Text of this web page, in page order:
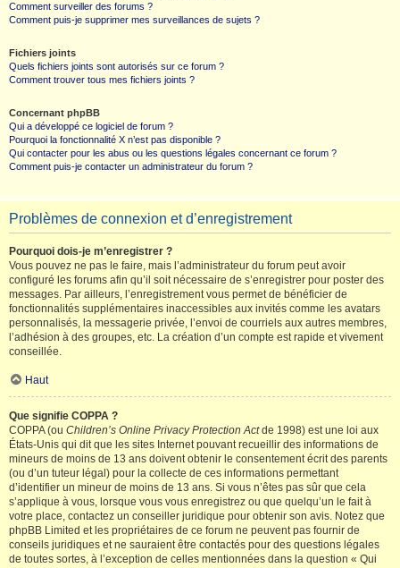
Comment surveiller des forums ?
Comment puis-je supprimer mes surveillances de sujets ?
Fichiers joints
Quels fichiers joints sont autorisés sur ce forum ?
Comment trouver tous mes fichiers joints ?
Concernant phpBB
Qui a développé ce logiciel de forum ?
Pourquoi la fonctionnalité X n’est pas disponible ?
Qui contacter pour les abus ou les questions légales concernant ce forum ?
Comment puis-je contacter un administrateur du forum ?
Problèmes de connexion et d’enregistrement
Pourquoi dois-je m’enregistrer ?
Vous pouvez ne pas le faire, mais l’administrateur du forum peut avoir
configuré les forums afin qu’il soit nécessaire de s’enregistrer pour poster des
messages. Par ailleurs, l’enregistrement vous permet de bénéficier de
fonctionnalités supplémentaires inaccessibles aux invités comme les avatars
personnalisés, la messagerie privée, l’envoi de courriels aux autres membres,
l’adhésion à des groupes, etc. La création d’un compte est rapide et vivement
conseillée.
Haut
Que signifie COPPA ?
COPPA (ou Children’s Online Privacy Protection Actde 1998) est une loi aux
États-Unis qui dit que les sites Internet pouvant recueillir des informations de
mineurs de moins de 13 ans doivent obtenir le consentement écrit des parents
(ou d’un tuteur légal) pour la collecte de ces informations permettant
d’identifier un mineur de moins de 13 ans. Si vous n’êtes pas sûr que cela
s’applique à vous, lorsque vous vous enregistrez ou que quelqu’un le fait à
votre place, contactez un conseiller juridique pour obtenir son avis. Notez que
phpBB Limited et les propriétaires de ce forum ne peuvent pas fournir de
conseils juridiques et ne sauraient être contactés pour des questions légales
de toutes sortes, à l’exception de celles mentionnées dans la question « Qui